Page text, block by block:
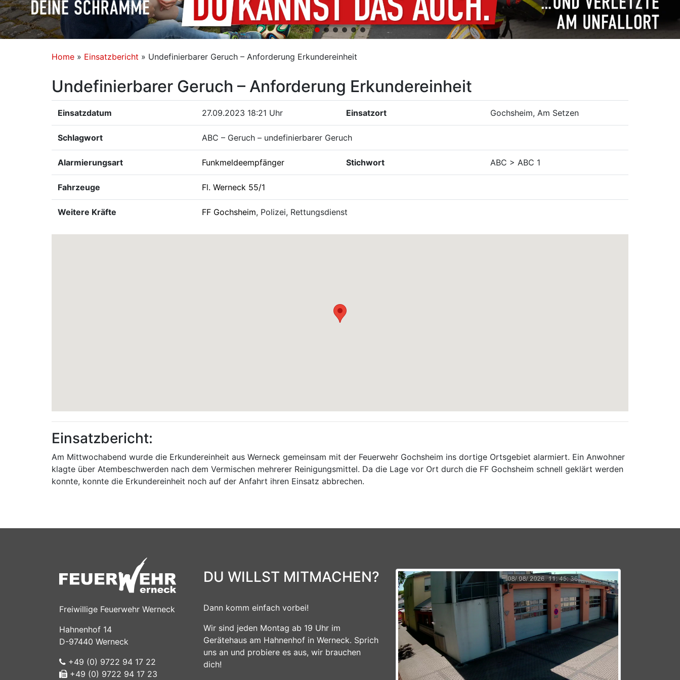
Home » Einsatzbericht » Undefinierbarer Geruch – Anforderung Erkundereinheit
Undefinierbarer Geruch – Anforderung Erkundereinheit
Einsatzdatum 27.09.2023 18:21 Uhr Einsatzort Gochsheim, Am Setzen
Schlagwort ABC – Geruch – undefinierbarer Geruch
Alarmierungsart Funkmeldeempfänger Stichwort ABC > ABC 1
Fahrzeuge Fl. Werneck 55/1
Weitere Kräfte FF Gochsheim, Polizei, Rettungsdienst
Einsatzbericht:
Am Mittwochabend wurde die Erkundereinheit aus Werneck gemeinsam mit der Feuerwehr Gochsheim ins dortige Ortsgebiet alarmiert. Ein Anwohner
klagte über Atembeschwerden nach dem Vermischen mehrerer Reinigungsmittel. Da die Lage vor Ort durch die FF Gochsheim schnell geklärt werden
konnte, konnte die Erkundereinheit noch auf der Anfahrt ihren Einsatz abbrechen.
Freiwillige Feuerwehr Werneck
Hahnenhof 14
D-97440 Werneck
+49 (0) 9722 94 17 22
+49 (0) 9722 94 17 23
DU WILLST MITMACHEN?
Dann komm einfach vorbei!
Wir sind jeden Montag ab 19 Uhr im
Gerätehaus am Hahnenhof in Werneck. Sprich
uns an und probiere es aus, wir brauchen
dich!